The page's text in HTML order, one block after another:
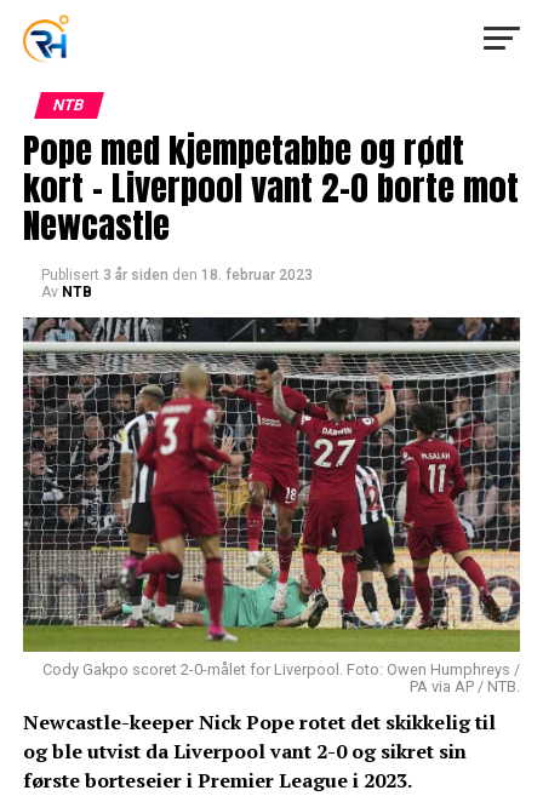
NTB
Pope med kjempetabbe og rødt
kort – Liverpool vant 2-0 borte mot
Newcastle
Publisert 3 år siden den 18. februar 2023
Av NTB
Cody Gakpo scoret 2-0-målet for Liverpool. Foto: Owen Humphreys /
PA via AP / NTB.
Newcastle-keeper Nick Pope rotet det skikkelig til
og ble utvist da Liverpool vant 2-0 og sikret sin
første borteseier i Premier League i 2023.